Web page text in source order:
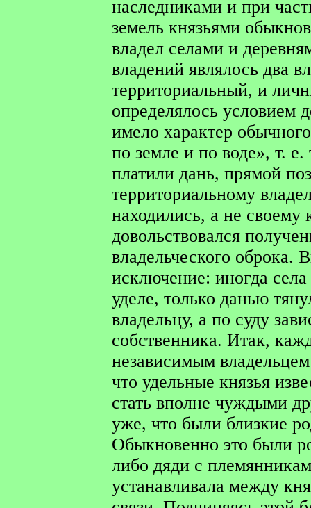
наследниками и при
земель князьями
владел селами и
владений являлось два
территориальный, и
определялось условием
имело характер
по земле и по воде», т.
платили дань, прямой
территориальному
находились, а не своему
довольствовался
владельческого оброка.
исключение: иногда
уделе, только данью
владельцу, а по суду
собственника. Итак,
независимым
что удельные князья
стать вполне чуждыми
уже, что были близкие
Обыкновенно это были
либо дяди с
устанавливала между